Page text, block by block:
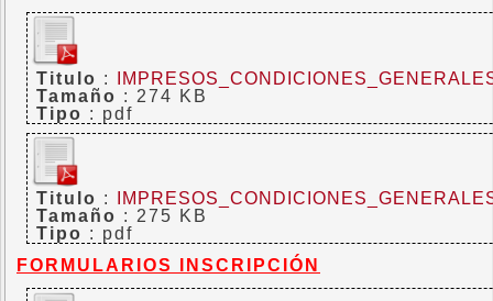
Titulo :
Tamaño : 274 KB
Tipo : pdf
Titulo :
Tamaño : 275 KB
Tipo : pdf
FORMULARIOS INSCRIPCIÓN